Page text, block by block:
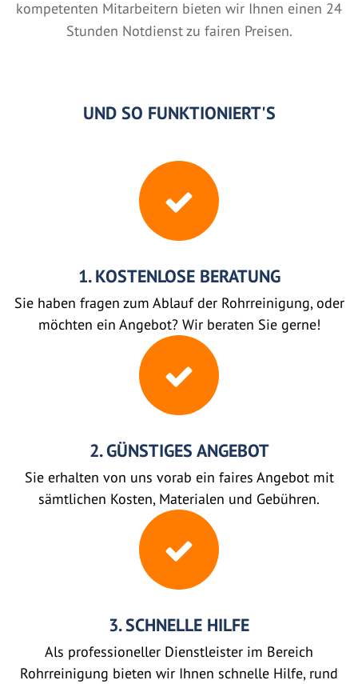
kompetenten Mitarbeitern bieten wir Ihnen einen 24
Stunden Notdienst zu fairen Preisen.
UND SO FUNKTIONIERT'S
1. KOSTENLOSE BERATUNG
Sie haben fragen zum Ablauf der Rohrreinigung, oder
möchten ein Angebot? Wir beraten Sie gerne!
2. GÜNSTIGES ANGEBOT
Sie erhalten von uns vorab ein faires Angebot mit
sämtlichen Kosten, Materialen und Gebühren.
3. SCHNELLE HILFE
Als professioneller Dienstleister im Bereich
Rohrreinigung bieten wir Ihnen schnelle Hilfe, rund